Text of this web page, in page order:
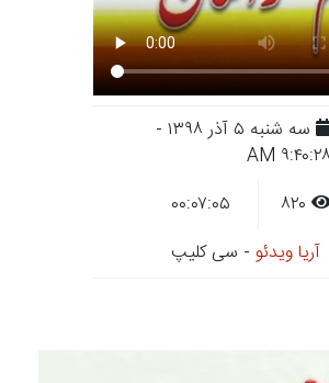
سه شنبه ۵ آذر ۱۳۹۸ -
۹:۴۰:۲۸ AM
آریا ویدئو - سی کلیپ